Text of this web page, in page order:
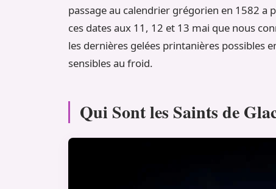
passage au calendrier grégorien en 1582 a
ces dates aux 11, 12 et 13 mai que nous
les dernières gelées printanières possibles
sensibles au froid.
Qui Sont les Saints de